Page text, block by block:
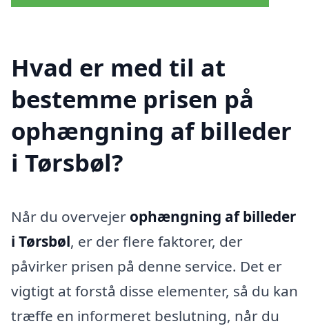
Hvad er med til at
bestemme prisen på
ophængning af billeder
i Tørsbøl?
Når du overvejer ophængning af billeder
i Tørsbøl, er der flere faktorer, der
påvirker prisen på denne service. Det er
vigtigt at forstå disse elementer, så du kan
træffe en informeret beslutning, når du